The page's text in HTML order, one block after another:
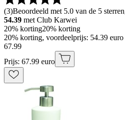
(3)Beoordeeld met 5.0 van de 5
54.39 met Club Karwei
20% korting20% korting
20% korting, voordeelprijs: 54.39
67.99
Prijs: 67.99 euro